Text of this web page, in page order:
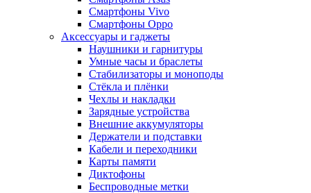
Смартфоны Vivo
Смартфоны Oppo
Аксессуары и гаджеты
Наушники и гарнитуры
Умные часы и браслеты
Стабилизаторы и моноподы
Стёкла и плёнки
Чехлы и накладки
Зарядные устройства
Внешние аккумуляторы
Держатели и подставки
Кабели и переходники
Карты памяти
Диктофоны
Беспроводные метки